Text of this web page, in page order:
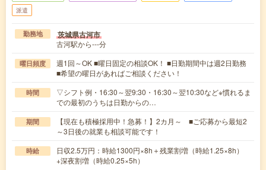
派遣
勤務地 茨城県古河市
古河駅から---分
曜日頻度
週1回～OK ■曜日固定の相談OK！ ■日勤期間中は週2日勤務
■希望の曜日があればご相談ください！
時間
▽シフト例・16:30～翌9:30・16:30～翌10:30など※慣れるま
での最初のうちは日勤からの…
期間
【現在も積極採用中！急募！】2カ月～ ■ご応募から最短2
～3日後の就業も相談可能です！
時給
日収2.5万円：時給1300円×8h＋残業割増（時給1.25×8h）
+深夜割増（時給0.25×5h）